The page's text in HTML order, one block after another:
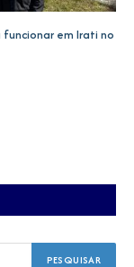
em Irati no